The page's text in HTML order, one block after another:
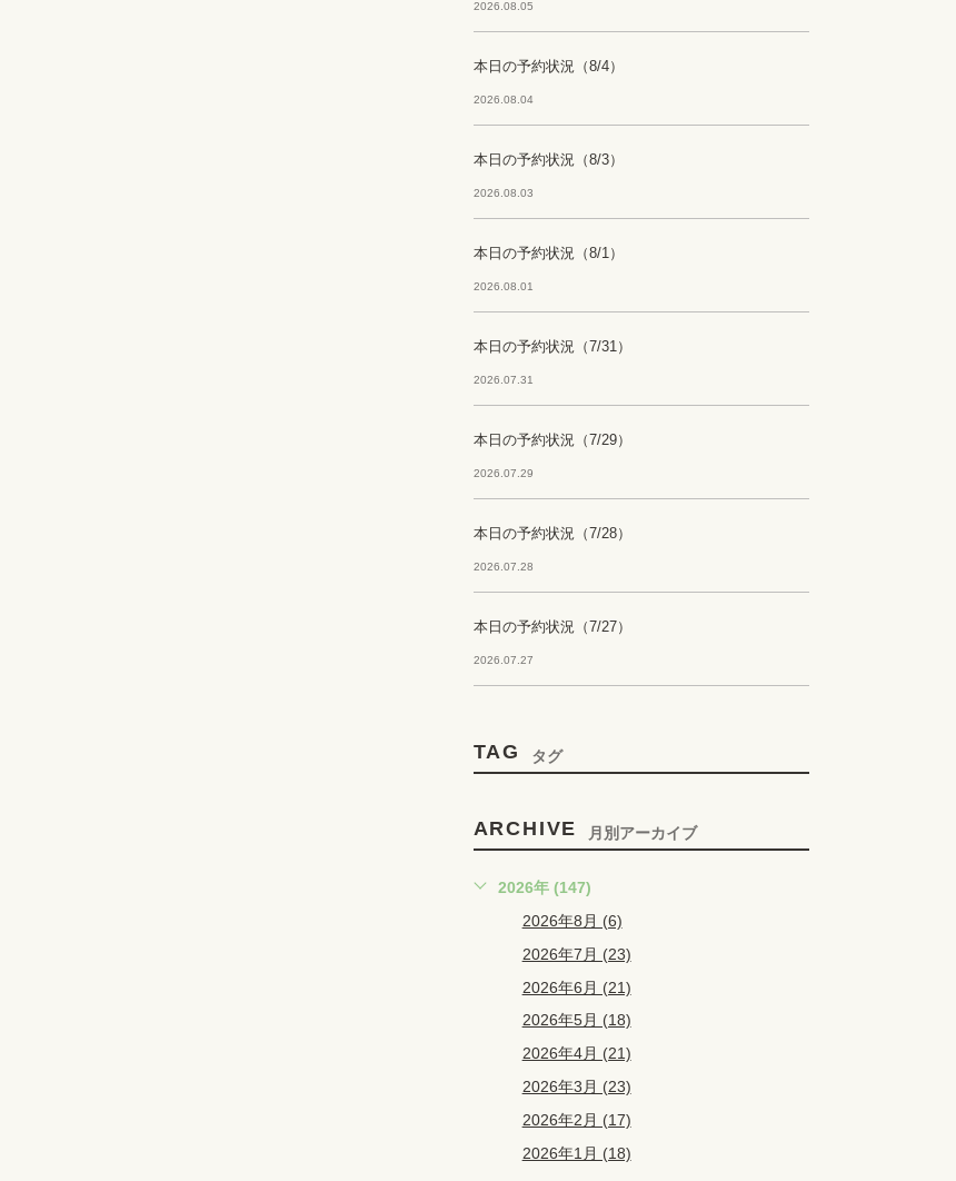
2026.08.05
本日の予約状況（8/4）
2026.08.04
本日の予約状況（8/3）
2026.08.03
本日の予約状況（8/1）
2026.08.01
本日の予約状況（7/31）
2026.07.31
本日の予約状況（7/29）
2026.07.29
本日の予約状況（7/28）
2026.07.28
本日の予約状況（7/27）
2026.07.27
TAG タグ
ARCHIVE 月別アーカイブ
2026年 (147)
2026年8月 (6)
2026年7月 (23)
2026年6月 (21)
2026年5月 (18)
2026年4月 (21)
2026年3月 (23)
2026年2月 (17)
2026年1月 (18)